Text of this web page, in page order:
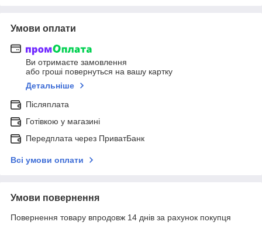
Умови оплати
Ви отримаєте замовлення
або гроші повернуться на вашу картку
Детальніше
Післяплата
Готівкою у магазині
Передплата через ПриватБанк
Всі умови оплати
Умови повернення
Повернення товару впродовж 14 днів за рахунок покупця